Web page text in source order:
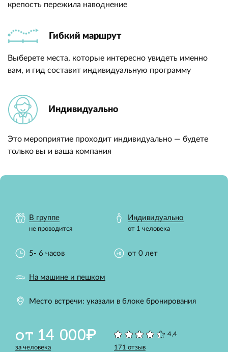
крепость пережила наводнение
Гибкий маршрут
Выберете места, которые интересно увидеть именно
вам, и гид составит индивидуальную программу
Индивидуально
Это мероприятие проходит индивидуально — будете
только вы и ваша компания
В группе
не проводится
Индивидуально
от 1 человека
5- 6 часов от 0 лет
На машине и пешком
Место встречи: указали в блоке бронирования
от 14 000₽
за человека
4,4
171 отзыв